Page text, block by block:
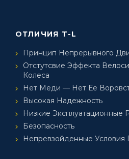
ОТЛИЧИЯ T-L
Принцип Непрерывного
Отстутсвие Эффекта
Колеса
Нет Меди — Нет Ее
Высокая Надежность
Низкие Эксплуатационные
Безопасность
Непревзойденные Условия